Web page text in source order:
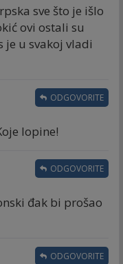
sve što je išlo
ovi ostali su
u svakoj vladi
lopine!
ODGOVORITE
đak bi prošao
ODGOVORITE
ODGOVORITE